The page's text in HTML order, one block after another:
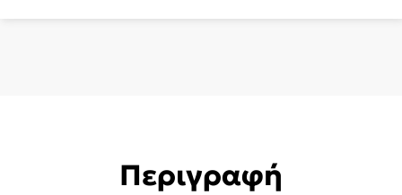
Περιγραφή